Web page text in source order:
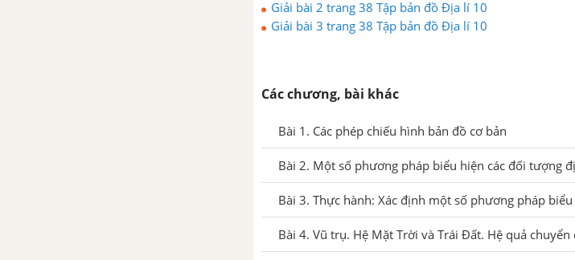
Giải bài 2 trang 38 Tập bản đồ Địa lí 10
Giải bài 3 trang 38 Tập bản đồ Địa lí 10
Các chương, bài khác
Bài 1. Các phép chiếu hình bản đồ cơ bản
Bài 2. Một số phương pháp biểu hiện các đối tượng
Bài 3. Thực hành: Xác định một số phương pháp
Bài 4. Vũ trụ. Hệ Mặt Trời và Trái Đất. Hệ quả